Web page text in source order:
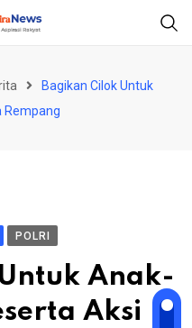
Bagikan Cilok Untuk
Rempang
POLRI
Anak-
Aksi